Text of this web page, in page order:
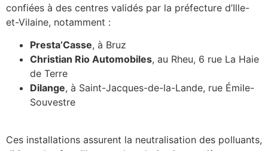
confiées à des centres validés par la préfecture d’Ille-
et-Vilaine, notamment :
Presta’Casse, à Bruz
Christian Rio Automobiles, au Rheu, 6 rue La Haie
de Terre
Dilange, à Saint-Jacques-de-la-Lande, rue Émile-
Souvestre
Ces installations assurent la neutralisation des polluants,